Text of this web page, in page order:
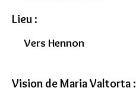
Lieu :
Vers Hennon
Vision de Maria Valtorta :